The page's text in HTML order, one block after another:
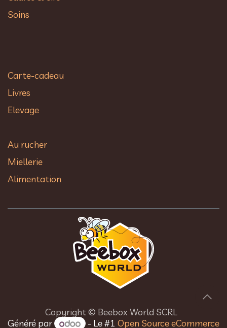
Soins
Carte-cadeau
Livres
Elevage
Au rucher​
Miellerie
Alimentation
Copyright © Beebox World SCRL
Généré par
- Le #1 Open Source eCommerce